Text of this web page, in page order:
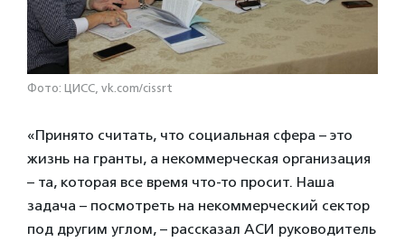
Фото: ЦИСС, vk.com/cissrt
«Принято считать, что социальная сфера – это
жизнь на гранты, а некоммерческая организация
– та, которая все время что-то просит. Наша
задача – посмотреть на некоммерческий сектор
под другим углом, – рассказал АСИ руководитель